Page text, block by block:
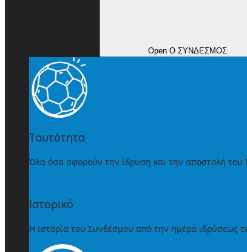
Open Ο ΣΥΝΔΕΣΜΟΣ
Ταυτότητα
Όλα όσα αφορούν την ίδρυση και την αποστολή του
Ιστορικό
Η ιστορία του Συνδέσμου από την ημέρα ιδρύσεως